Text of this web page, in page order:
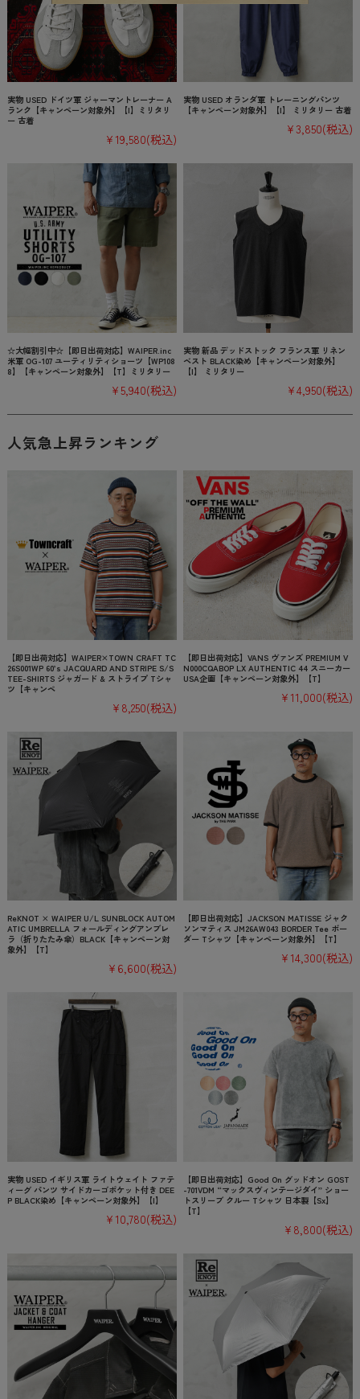
実物 USED ドイツ軍 ジャーマントレーナー A
ランク【キャンペーン対象外】【I】ミリタリ
ー 古着
¥19,580(税込)
実物 USED オランダ軍 トレーニングパンツ
【キャンペーン対象外】【I】 ミリタリー 古着
¥3,850(税込)
☆大幅割引中☆【即日出荷対応】WAIPER.inc
米軍 OG-107 ユーティリティショーツ【WP108
8】【キャンペーン対象外】【T】ミリタリー
¥5,940(税込)
実物 新品 デッドストック フランス軍 リネン
ベスト BLACK染め【キャンペーン対象外】
【I】 ミリタリー
¥4,950(税込)
人気急上昇ランキング
【即日出荷対応】WAIPER×TOWN CRAFT TC
26S001WP 60’s JACQUARD AND STRIPE S/S
TEE-SHIRTS ジャガード & ストライプ Tシャ
ツ【キャンペ
¥8,250(税込)
【即日出荷対応】VANS ヴァンズ PREMIUM V
N000CQABOP LX AUTHENTIC 44 スニーカー
USA企画【キャンペーン対象外】【T】
¥11,000(税込)
ReKNOT × WAIPER U/L SUNBLOCK AUTOM
ATIC UMBRELLA フォールディングアンブレ
ラ（折りたたみ傘）BLACK【キャンペーン対
象外】【T】
¥6,600(税込)
【即日出荷対応】JACKSON MATISSE ジャク
ソンマティス JM26AW043 BORDER Tee ボー
ダー Tシャツ【キャンペーン対象外】【T】
¥14,300(税込)
実物 USED イギリス軍 ライトウェイト ファテ
ィーグ パンツ サイドカーゴポケット付き DEE
P BLACK染め【キャンペーン対象外】【I】
¥10,780(税込)
【即日出荷対応】Good On グッドオン GOST
-701VDM “マックスヴィンテージダイ” ショー
トスリーブ クルー Tシャツ 日本製【Sx】
【T】
¥8,800(税込)